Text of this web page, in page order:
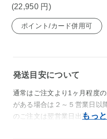
(22,950 円 )
ポイント/カード併用可
発送目安について
通常はご注文より1ヶ月程度
がある場合は２～５営業日
のご注文は翌営業日出荷